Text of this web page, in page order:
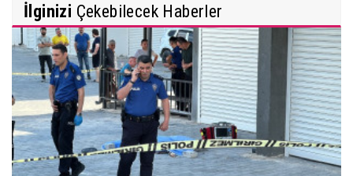
İlginizi Çekebilecek Haberler